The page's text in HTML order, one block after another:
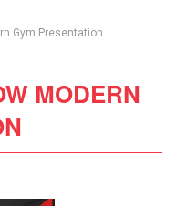
Gym Presentation
MODERN